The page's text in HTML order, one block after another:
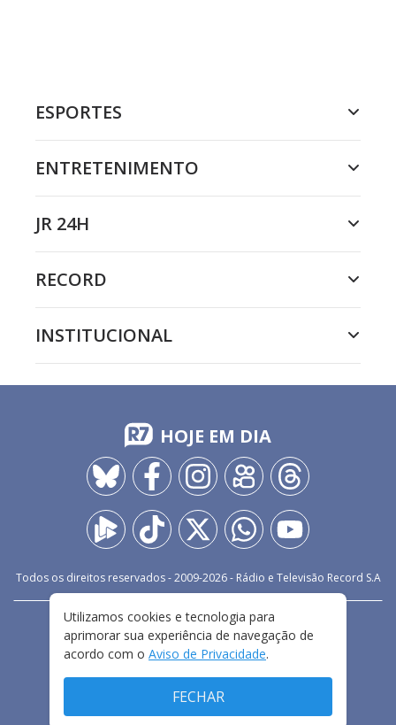
ESPORTES
ENTRETENIMENTO
JR 24H
RECORD
INSTITUCIONAL
HOJE EM DIA
Todos os direitos reservados - 2009-2026- Rádio e Televisão Record S.A
FALE CONOSCO
PRIVACIDADE
TERMOS E CONDIÇÕES DE USO
Utilizamos cookies e tecnologia para
aprimorar sua experiência de navegação de
acordo com o Aviso de Privacidade.
FECHAR